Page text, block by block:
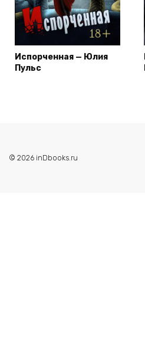
Испорченная — Юлия
Пульс
© 2026 inDbooks.ru